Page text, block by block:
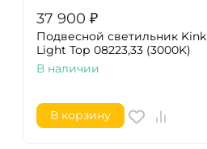
37 900 ₽
Подвесной светильник Kink
Light Тор 08223,33 (3000K)
В наличии
В корзину